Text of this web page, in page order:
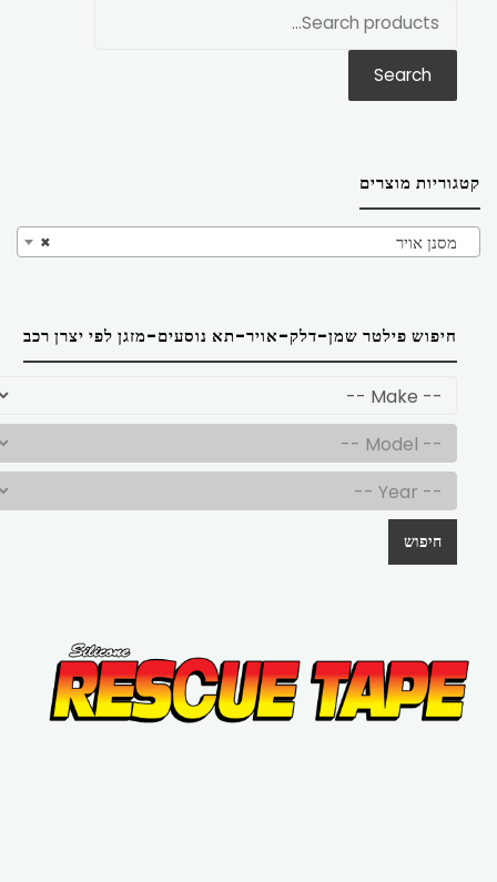
Search
קטגוריות מוצרים
× מסנן אויר
חיפוש פילטר שמן-דלק-אויר-תא נוסעים-מזגן לפי יצרן רכב
חיפוש